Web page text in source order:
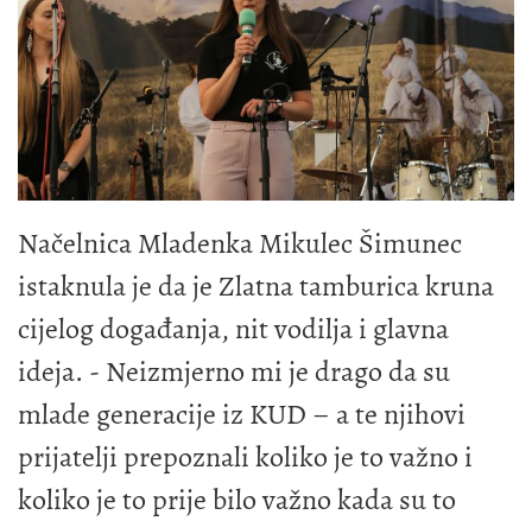
Načelnica Mladenka Mikulec Šimunec
istaknula je da je Zlatna tamburica kruna
cijelog događanja, nit vodilja i glavna
ideja. - Neizmjerno mi je drago da su
mlade generacije iz KUD – a te njihovi
prijatelji prepoznali koliko je to važno i
koliko je to prije bilo važno kada su to